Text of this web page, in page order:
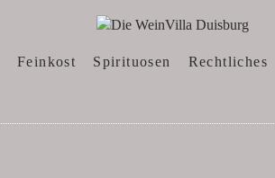
Feinkost Spirituosen Rechtliches